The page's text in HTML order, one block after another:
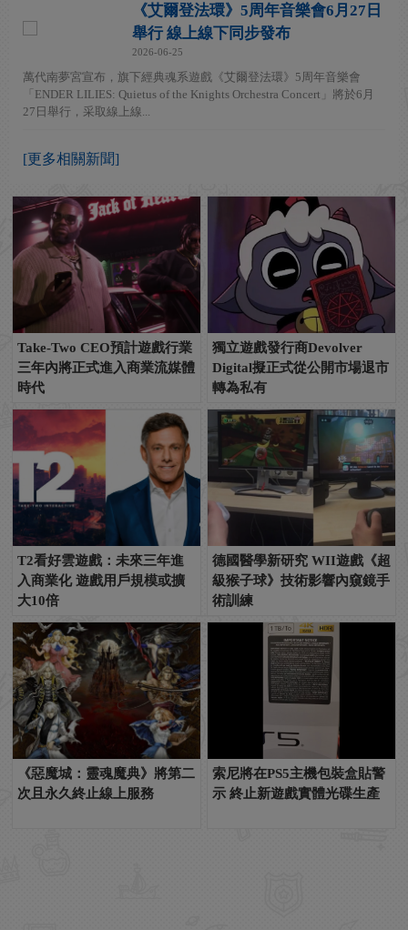
《艾爾登法環》5周年音樂會6月27日
舉行 線上線下同步發布
2026-06-25
萬代南夢宮宣布，旗下經典魂系遊戲《艾爾登法環》5周年音樂會
「ENDER LILIES: Quietus of the Knights Orchestra Concert」將於6月
27日舉行，采取線上線...
[更多相關新聞]
Take-Two CEO預計遊戲行業
三年內將正式進入商業流媒體
時代
獨立遊戲發行商Devolver
Digital擬正式從公開市場退市
轉為私有
T2看好雲遊戲：未來三年進
入商業化 遊戲用戶規模或擴
大10倍
德國醫學新研究 WII遊戲《超
級猴子球》技術影響內窺鏡手
術訓練
《惡魔城：靈魂魔典》將第二
次且永久終止線上服務
索尼將在PS5主機包裝盒貼警
示 終止新遊戲實體光碟生產